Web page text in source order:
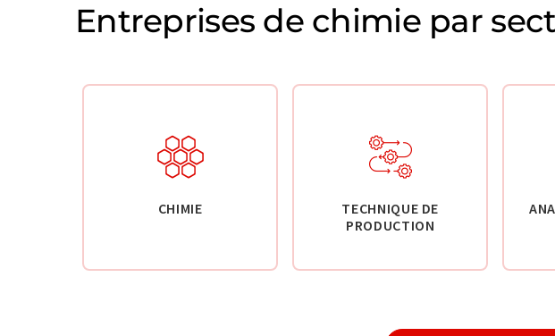
Entreprises de chimie par
CHIMIE
TECHNIQUE DE
PRODUCTION